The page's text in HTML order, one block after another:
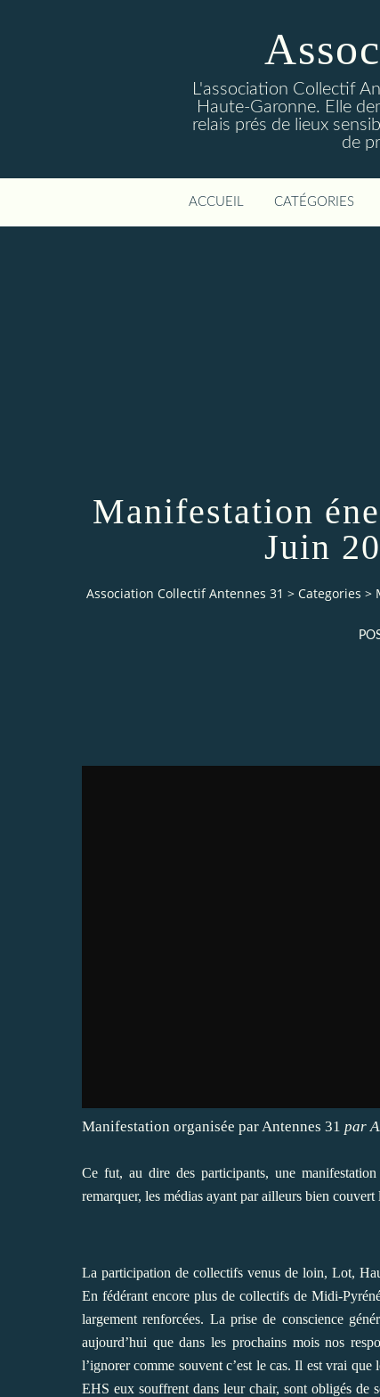
L'association Collectif
Haute-Garonne. Elle
relais prés de lieux
de
ACCUEIL CATÉGORIES
Manifestation
Juin
Association Collectif Antennes 31 > Categories >
Manifestation organisée par Antennes 31 par
Ce fut, au dire des participants, une
remarquer, les médias ayant par ailleurs bien couvert
La participation de collectifs venus de loin, Lot,
En fédérant encore plus de collectifs de Midi-
largement renforcées. La prise de conscience
aujourd’hui que dans les prochains mois nos
l’ignorer comme souvent c’est le cas. Il est vrai
EHS eux souffrent dans leur chair, sont obligés de